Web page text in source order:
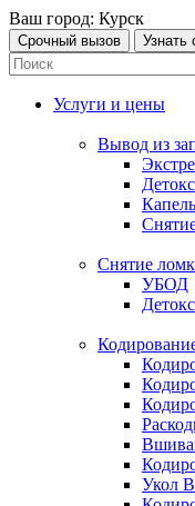
Ваш город: Курск
Срочный вызов Узнать
Услуги и цены
Вывод из
Снятие
УБОД
Укол